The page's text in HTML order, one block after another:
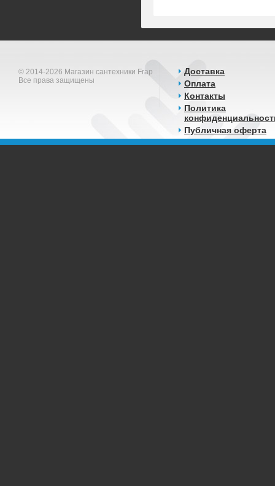
© 2014-2026 Магазин сантехники Frap
Все права защищены
Доставка
Оплата
Контакты
Политика
Публичная оферта